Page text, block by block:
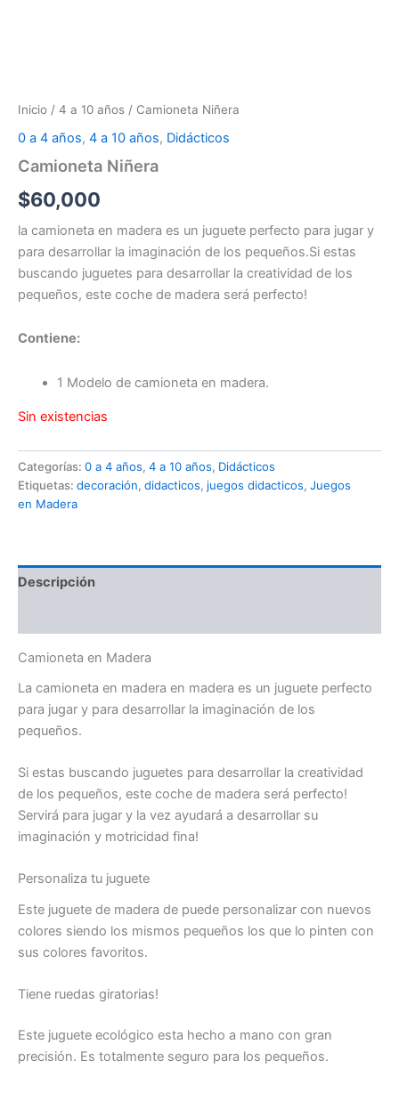
Inicio / 4 a 10 años / Camioneta Niñera
0 a 4 años, 4 a 10 años, Didácticos
Camioneta Niñera
$60,000
la camioneta en madera es un juguete perfecto para jugar y
para desarrollar la imaginación de los pequeños.Si estas
buscando juguetes para desarrollar la creatividad de los
pequeños, este coche de madera será perfecto!
Contiene:
1 Modelo de camioneta en madera.
Sin existencias
Categorías: 0 a 4 años, 4 a 10 años, Didácticos
Etiquetas: decoración, didacticos, juegos didacticos, Juegos
en Madera
Descripción
Camioneta en Madera
La camioneta en madera en madera es un juguete perfecto
para jugar y para desarrollar la imaginación de los
pequeños.
Si estas buscando juguetes para desarrollar la creatividad
de los pequeños, este coche de madera será perfecto!
Servirá para jugar y la vez ayudará a desarrollar su
imaginación y motricidad fina!
Personaliza tu juguete
Este juguete de madera de puede personalizar con nuevos
colores siendo los mismos pequeños los que lo pinten con
sus colores favoritos.
Tiene ruedas giratorias!
Este juguete ecológico esta hecho a mano con gran
precisión. Es totalmente seguro para los pequeños.